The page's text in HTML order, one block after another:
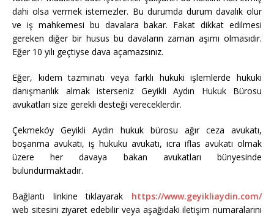
dahi olsa vermek istemezler. Bu durumda durum davalık olur
ve iş mahkemesi bu davalara bakar. Fakat dikkat edilmesi
gereken diğer bir husus bu davaların zaman aşımı olmasıdır.
Eğer 10 yılı geçtiyse dava açamazsınız.
Eğer, kıdem tazminatı veya farklı hukuki işlemlerde hukuki
danışmanlık almak isterseniz Geyikli Aydın Hukuk Bürosu
avukatları size gerekli desteği vereceklerdir.
Çekmeköy Geyikli Aydın hukuk bürosu ağır ceza avukatı,
boşanma avukatı, iş hukuku avukatı, icra iflas avukatı olmak
üzere her davaya bakan avukatları bünyesinde
bulundurmaktadır.
Bağlantı linkine tıklayarak https://www.geyikliaydin.com/
web sitesini ziyaret edebilir veya aşağıdaki iletişim numaralarını